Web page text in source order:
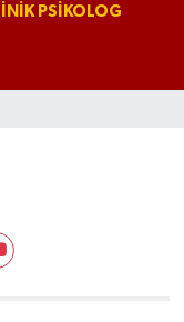
PSIKOLOG